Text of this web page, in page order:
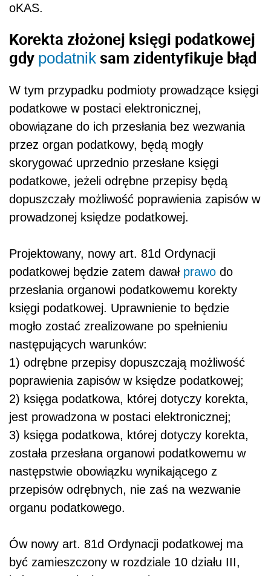
oKAS.
Korekta złożonej księgi podatkowej
gdy podatnik sam zidentyfikuje błąd
W tym przypadku podmioty prowadzące księgi
podatkowe w postaci elektronicznej,
obowiązane do ich przesłania bez wezwania
przez organ podatkowy, będą mogły
skorygować uprzednio przesłane księgi
podatkowe, jeżeli odrębne przepisy będą
dopuszczały możliwość poprawienia zapisów w
prowadzonej księdze podatkowej.
Projektowany, nowy art. 81d Ordynacji
podatkowej będzie zatem dawał prawo do
przesłania organowi podatkowemu korekty
księgi podatkowej. Uprawnienie to będzie
mogło zostać zrealizowane po spełnieniu
następujących warunków:
1) odrębne przepisy dopuszczają możliwość
poprawienia zapisów w księdze podatkowej;
2) księga podatkowa, której dotyczy korekta,
jest prowadzona w postaci elektronicznej;
3) księga podatkowa, której dotyczy korekta,
została przesłana organowi podatkowemu w
następstwie obowiązku wynikającego z
przepisów odrębnych, nie zaś na wezwanie
organu podatkowego.
Ów nowy art. 81d Ordynacji podatkowej ma
być zamieszczony w rozdziale 10 działu III,